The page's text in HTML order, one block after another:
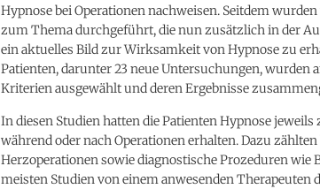
Hypnose bei Operationen nachweisen. Seitdem
zum Thema durchgeführt, die nun zusätzlich in der
ein aktuelles Bild zur Wirksamkeit von Hypnose zu
Patienten, darunter 23 neue Untersuchungen,
Kriterien ausgewählt und deren Ergebnisse
In diesen Studien hatten die Patienten Hypnose
während oder nach Operationen erhalten. Dazu
Herzoperationen sowie diagnostische Prozeduren wie
meisten Studien von einem anwesenden Therapeuten